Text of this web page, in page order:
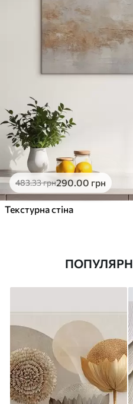
483.33грн290.00 грн
Текстурна стіна